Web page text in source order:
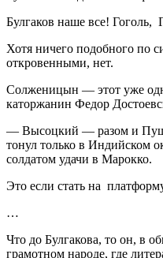
Булгаков наше все!
Хотя ничего подобного по
откровенными, нет.
Солженицын — этот уже
каторжанин Федор
— Высоцкий — разом и
тонул только в Индийском
солдатом удачи в Марокко.
Это если стать на
…
Что до Булгакова, то он, в
грамотном народе, где